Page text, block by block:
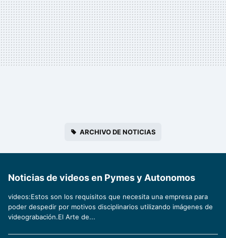
ARCHIVO DE NOTICIAS
Noticias de videos en Pymes y Autonomos
videos:Estos son los requisitos que necesita una empresa para
poder despedir por motivos disciplinarios utilizando imágenes de
videograbación.El Arte de...